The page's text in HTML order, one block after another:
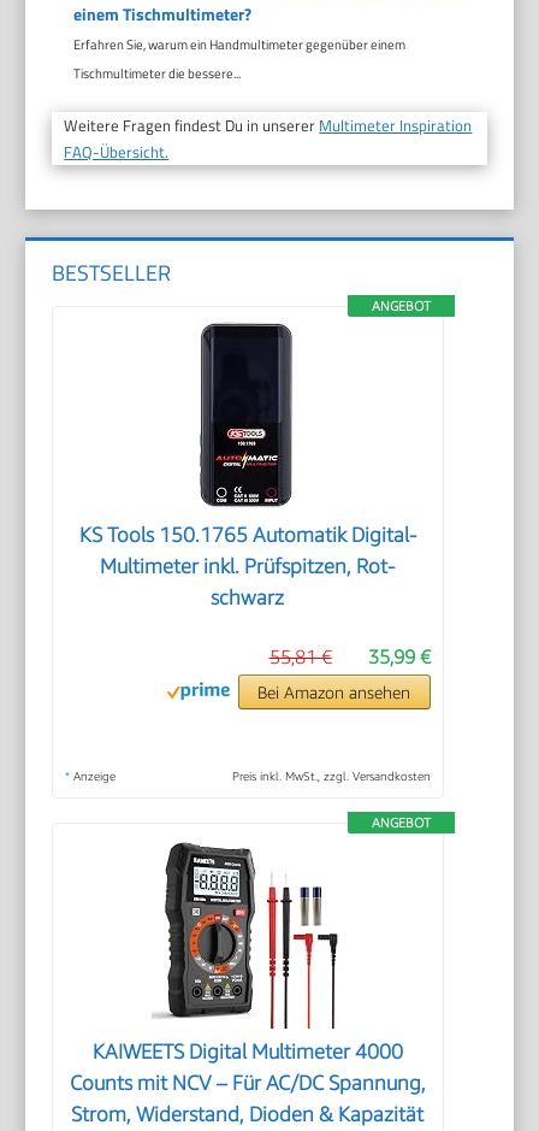
einem Tischmultimeter?
Erfahren Sie, warum ein Handmultimeter gegenüber einem
Tischmultimeter die bessere...
Weitere Fragen findest Du in unserer Multimeter Inspiration
FAQ-Übersicht.
BESTSELLER
ANGEBOT
KS Tools 150.1765 Automatik Digital-
Multimeter inkl. Prüfspitzen, Rot-
schwarz
35,99 €
55,81 €
Bei Amazon ansehen
* Anzeige Preis inkl. MwSt., zzgl. Versandkosten
ANGEBOT
KAIWEETS Digital Multimeter 4000
Counts mit NCV – Für AC/DC Spannung,
Strom, Widerstand, Dioden & Kapazität